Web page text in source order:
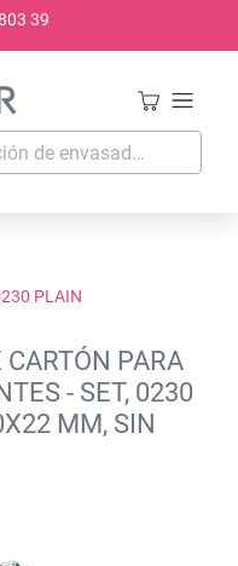
39
PLAIN
CARTÓN PARA
- SET, 0230
MM, SIN